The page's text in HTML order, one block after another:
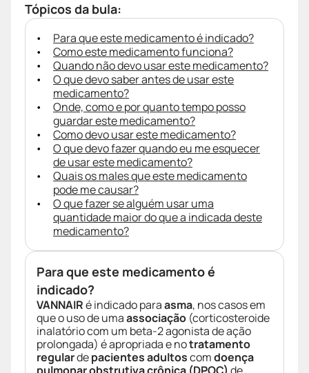
Tópicos da bula:
Para que este medicamento é indicado?
Como este medicamento funciona?
Quando não devo usar este medicamento?
O que devo saber antes de usar este
medicamento?
Onde, como e por quanto tempo posso
guardar este medicamento?
Como devo usar este medicamento?
O que devo fazer quando eu me esquecer
de usar este medicamento?
Quais os males que este medicamento
pode me causar?
O que fazer se alguém usar uma
quantidade maior do que a indicada deste
medicamento?
Para que este medicamento é
indicado?
VANNAIRé indicado paraasma, nos casos em
que o uso de umaassociação (corticosteroide
inalatório com um beta-2 agonista de ação
prolongada) é apropriada e notratamento
regulardepacientes adultoscomdoença